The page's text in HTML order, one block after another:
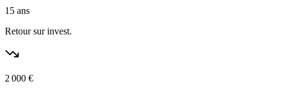
15 ans
Retour sur invest.
2 000 €